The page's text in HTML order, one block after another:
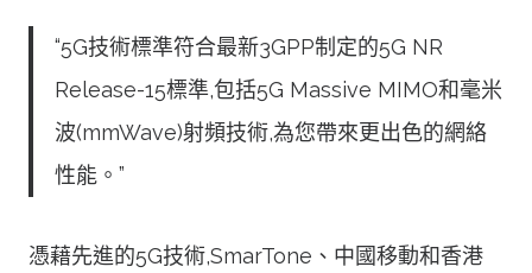
“5G技術標準符合最新3GPP制定的5G NR
Release-15標準,包括5G Massive MIMO和毫米
波(mmWave)射頻技術,為您帶來更出色的網絡
性能。”
憑藉先進的5G技術,SmarTone、中國移動和香港